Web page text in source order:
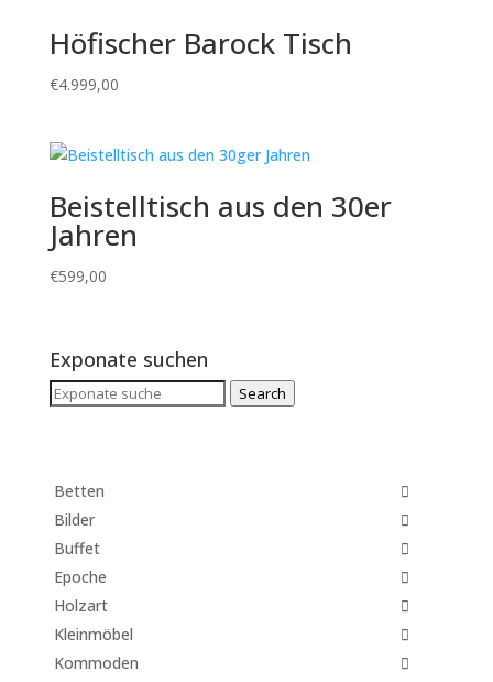
Höfischer Barock Tisch
€4.999,00
Beistelltisch aus den 30er
Jahren
€599,00
Exponate suchen
Search
Search
Betten
Bilder
Buffet
Epoche
Holzart
Kleinmöbel
Kommoden